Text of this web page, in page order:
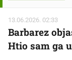
13.06.2026. 02:33
Barbarez
Htio sam ga